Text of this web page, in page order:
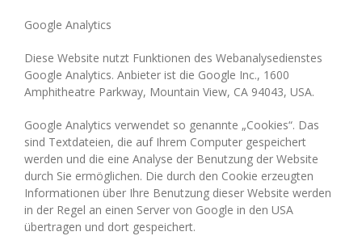
Google Analytics
Diese Website nutzt Funktionen des Webanalysedienstes
Google Analytics. Anbieter ist die Google Inc., 1600
Amphitheatre Parkway, Mountain View, CA 94043, USA.
Google Analytics verwendet so genannte „Cookies“. Das
sind Textdateien, die auf Ihrem Computer gespeichert
werden und die eine Analyse der Benutzung der Website
durch Sie ermöglichen. Die durch den Cookie erzeugten
Informationen über Ihre Benutzung dieser Website werden
in der Regel an einen Server von Google in den USA
übertragen und dort gespeichert.